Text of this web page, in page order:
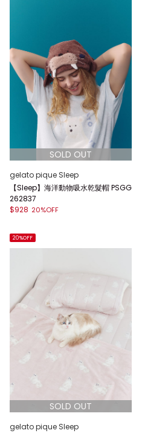
gelato pique Sleep
【Sleep】海洋動物吸水乾髮帽 PSGG
262837
$928 20%OFF
20%OFF
gelato pique Sleep